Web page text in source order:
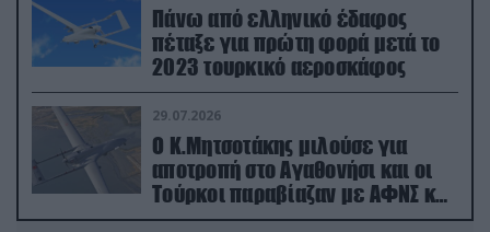
Πάνω από ελληνικό έδαφος
πέταξε για πρώτη φορά μετά το
2023 τουρκικό αεροσκάφος
29.07.2026
Ο Κ.Μητσοτάκης μιλούσε για
αποτροπή στο Αγαθονήσι και οι
Τούρκοι παραβίαζαν με ΑΦΝΣ και
drone